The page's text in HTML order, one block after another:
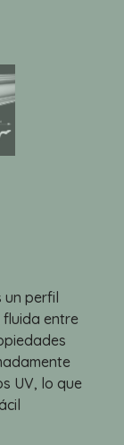
un perfil
entre
UV, lo que